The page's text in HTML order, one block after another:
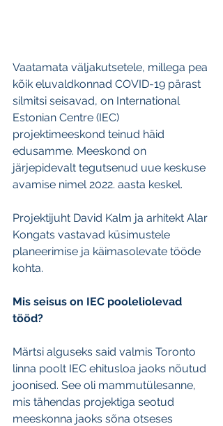
Vaatamata väljakutsetele, millega pea
kõik eluvaldkonnad COVID-19 pärast
silmitsi seisavad, on International
Estonian Centre (IEC)
projektimeeskond teinud häid
edusamme. Meeskond on
järjepidevalt tegutsenud uue keskuse
avamise nimel 2022. aasta keskel.
Projektijuht David Kalm ja arhitekt Alar
Kongats vastavad küsimustele
planeerimise ja käimasolevate tööde
kohta.
Mis seisus on IEC pooleliolevad
tööd?
Märtsi alguseks said valmis Toronto
linna poolt IEC ehitusloa jaoks nõutud
joonised. See oli mammutülesanne,
mis tähendas projektiga seotud
meeskonna jaoks sõna otseses